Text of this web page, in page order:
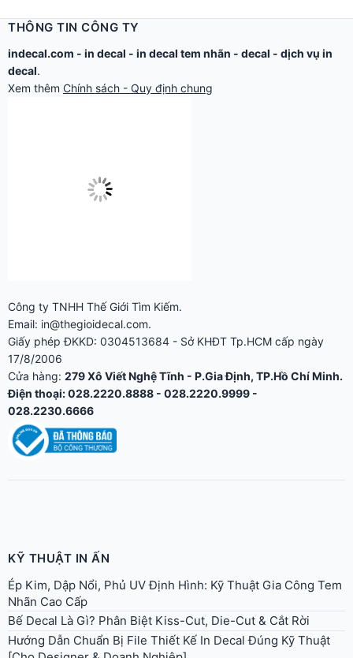
Cửa hàng:279 Xô Viết Nghệ Tĩnh - P.Gia Định, TP.Hồ Chí Minh.
Điện thoại: 028.2220.8888 - 028.2220.9999 -
028.2230.6666
Bế Decal Là Gì? Phân Biệt Kiss-Cut, Die-Cut & Cắt Rời
Hướng Dẫn Chuẩn Bị File Thiết Kế In Decal Đúng Kỹ Thuật
[Cho Designer & Doanh Nghiệp]
Tem Hologram & QR Code Truy Xuất Nguồn Gốc: Giải Pháp
Chống Giả 2026
Decal Dạ Quang & Decal Đổi Màu Nhiệt (Thermochromic)